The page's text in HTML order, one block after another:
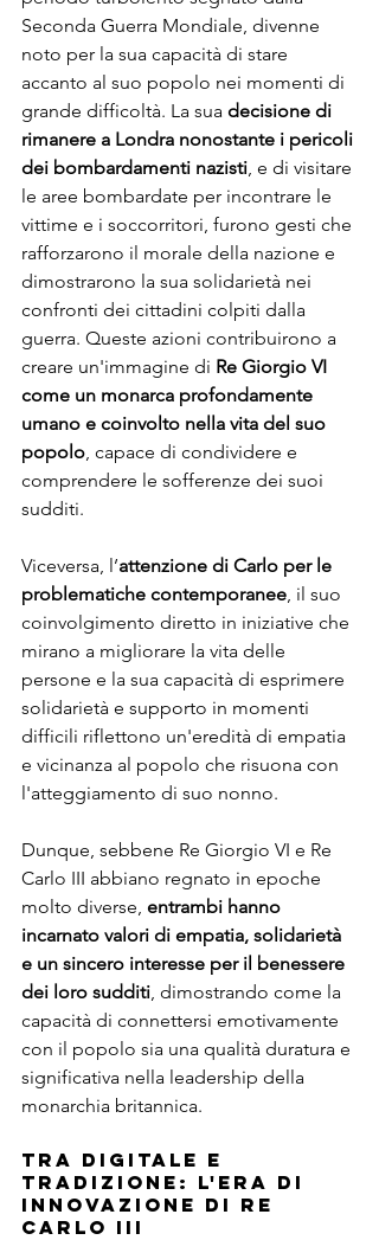
Seconda Guerra Mondiale, divenne
noto per la sua capacità di stare
accanto al suo popolo nei momenti di
grande difficoltà. La sua decisione di
rimanere a Londra nonostante i pericoli
dei bombardamenti nazisti, e di visitare
le aree bombardate per incontrare le
vittime e i soccorritori, furono gesti che
rafforzarono il morale della nazione e
dimostrarono la sua solidarietà nei
confronti dei cittadini colpiti dalla
guerra. Queste azioni contribuirono a
creare un'immagine di Re Giorgio VI
come un monarca profondamente
umano e coinvolto nella vita del suo
popolo, capace di condividere e
comprendere le sofferenze dei suoi
sudditi.
Viceversa, l’attenzione di Carlo per le
problematiche contemporanee, il suo
coinvolgimento diretto in iniziative che
mirano a migliorare la vita delle
persone e la sua capacità di esprimere
solidarietà e supporto in momenti
difficili riflettono un'eredità di empatia
e vicinanza al popolo che risuona con
l'atteggiamento di suo nonno.
Dunque, sebbene Re Giorgio VI e Re
Carlo III abbiano regnato in epoche
molto diverse, entrambi hanno
incarnato valori di empatia, solidarietà
e un sincero interesse per il benessere
dei loro sudditi, dimostrando come la
capacità di connettersi emotivamente
con il popolo sia una qualità duratura e
significativa nella leadership della
monarchia britannica.
Tra Digitale e
Tradizione: L'Era di
Innovazione di Re
Carlo III